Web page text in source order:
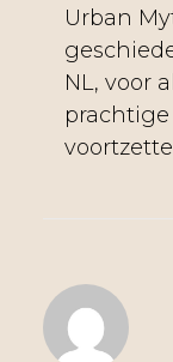
Urban
NL, voor
prachtige